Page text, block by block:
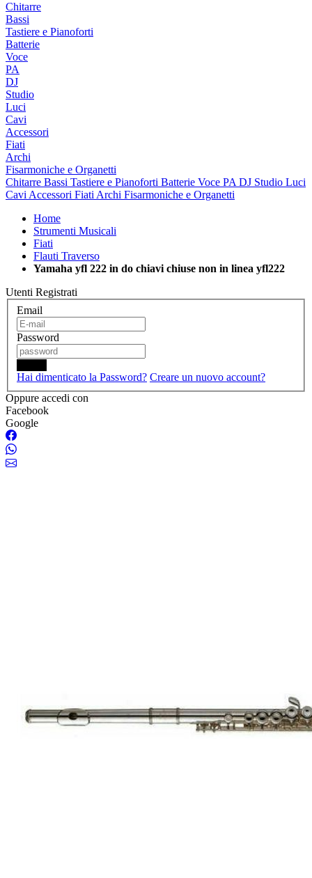
Chitarre
Bassi
Tastiere e Pianoforti
Batterie
Voce
PA
DJ
Studio
Luci
Cavi
Accessori
Fiati
Archi
Fisarmoniche e Organetti
Chitarre Bassi Tastiere e Pianoforti Batterie Voce PA DJ Studio Luci
Cavi Accessori Fiati Archi Fisarmoniche e Organetti
Home
Strumenti Musicali
Fiati
Flauti Traverso
Yamaha yfl 222 in do chiavi chiuse non in linea yfl222
Utenti Registrati
Email
Password
Hai dimenticato la Password? Creare un nuovo account?
Oppure accedi con
Facebook
Google